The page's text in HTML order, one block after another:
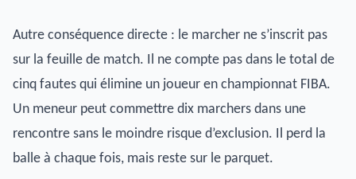
Autre conséquence directe : le marcher ne s’inscrit pas
sur la feuille de match. Il ne compte pas dans le total de
cinq fautes qui élimine un joueur en championnat FIBA.
Un meneur peut commettre dix marchers dans une
rencontre sans le moindre risque d’exclusion. Il perd la
balle à chaque fois, mais reste sur le parquet.